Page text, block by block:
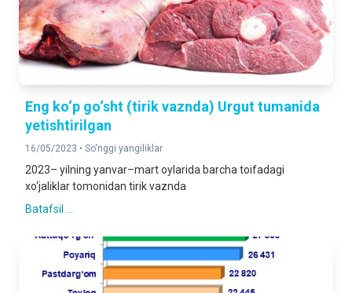
Eng ko‘p go‘sht (tirik vaznda) Urgut tumanida
yetishtirilgan
16/05/2023 • So‘nggi yangiliklar
2023– yilning yanvar–mart oylarida barcha toifadagi
xo‘jaliklar tomonidan tirik vaznda
Batafsil ...